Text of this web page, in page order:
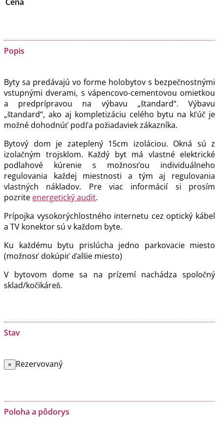
Popis
Byty sa predávajú vo forme holobytov s bezpečnostnými
vstupnými dverami, s vápencovo-cementovou omietkou
a predprípravou na výbavu „štandard“. Výbavu
„štandard“, ako aj kompletizáciu celého bytu na kľúč je
možné dohodnúť podľa požiadaviek zákazníka.
Bytový dom je zateplený 15cm izoláciou. Okná sú z
izolačným trojsklom. Každý byt má vlastné elektrické
podlahové kúrenie s možnosťou individuálneho
regulovania každej miestnosti a tým aj regulovania
vlastných nákladov. Pre viac informácií si prosím
pozrite energetický audit.
Prípojka vysokorýchlostného internetu cez optický kábel
a TV konektor sú v každom byte.
Ku každému bytu prislúcha jedno parkovacie miesto
(možnosť dokúpiť ďalšie miesto)
V bytovom dome sa na prízemí nachádza spoločný
sklad/kočikáreň.
Stav
× Rezervovaný
Poloha a pôdorys